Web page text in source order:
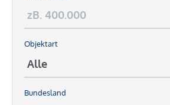
Objektart
Bundesland